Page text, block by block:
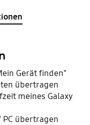
Gerät finden"
übertragen
meines Galaxy
PC übertragen